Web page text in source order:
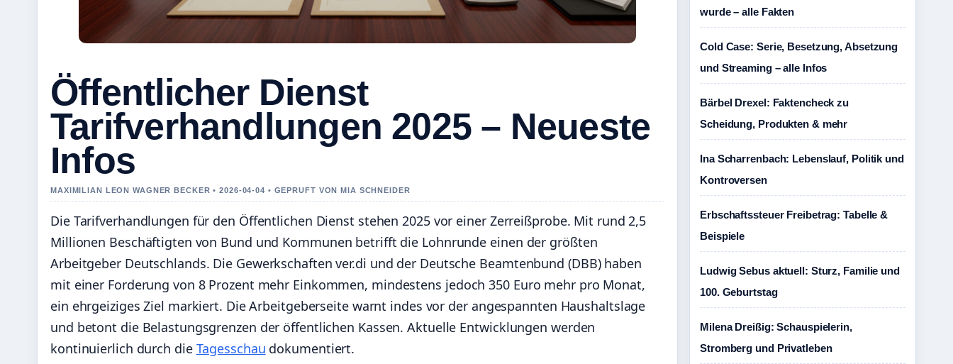
Öffentlicher Dienst
Tarifverhandlungen 2025 – Neueste
Infos
MAXIMILIAN LEON WAGNER BECKER • 2026-04-04 • GEPRUFT VON MIA SCHNEIDER
Die Tarifverhandlungen für den Öffentlichen Dienst stehen 2025 vor einer Zerreißprobe. Mit rund 2,5
Millionen Beschäftigten von Bund und Kommunen betrifft die Lohnrunde einen der größten
Arbeitgeber Deutschlands. Die Gewerkschaften ver.di und der Deutsche Beamtenbund (DBB) haben
mit einer Forderung von 8 Prozent mehr Einkommen, mindestens jedoch 350 Euro mehr pro Monat,
ein ehrgeiziges Ziel markiert. Die Arbeitgeberseite warnt indes vor der angespannten Haushaltslage
und betont die Belastungsgrenzen der öffentlichen Kassen. Aktuelle Entwicklungen werden
kontinuierlich durch die Tagesschau dokumentiert.
wurde – alle Fakten
Cold Case: Serie, Besetzung, Absetzung
und Streaming – alle Infos
Bärbel Drexel: Faktencheck zu
Scheidung, Produkten & mehr
Ina Scharrenbach: Lebenslauf, Politik und
Kontroversen
Erbschaftssteuer Freibetrag: Tabelle &
Beispiele
Ludwig Sebus aktuell: Sturz, Familie und
100. Geburtstag
Milena Dreißig: Schauspielerin,
Stromberg und Privatleben